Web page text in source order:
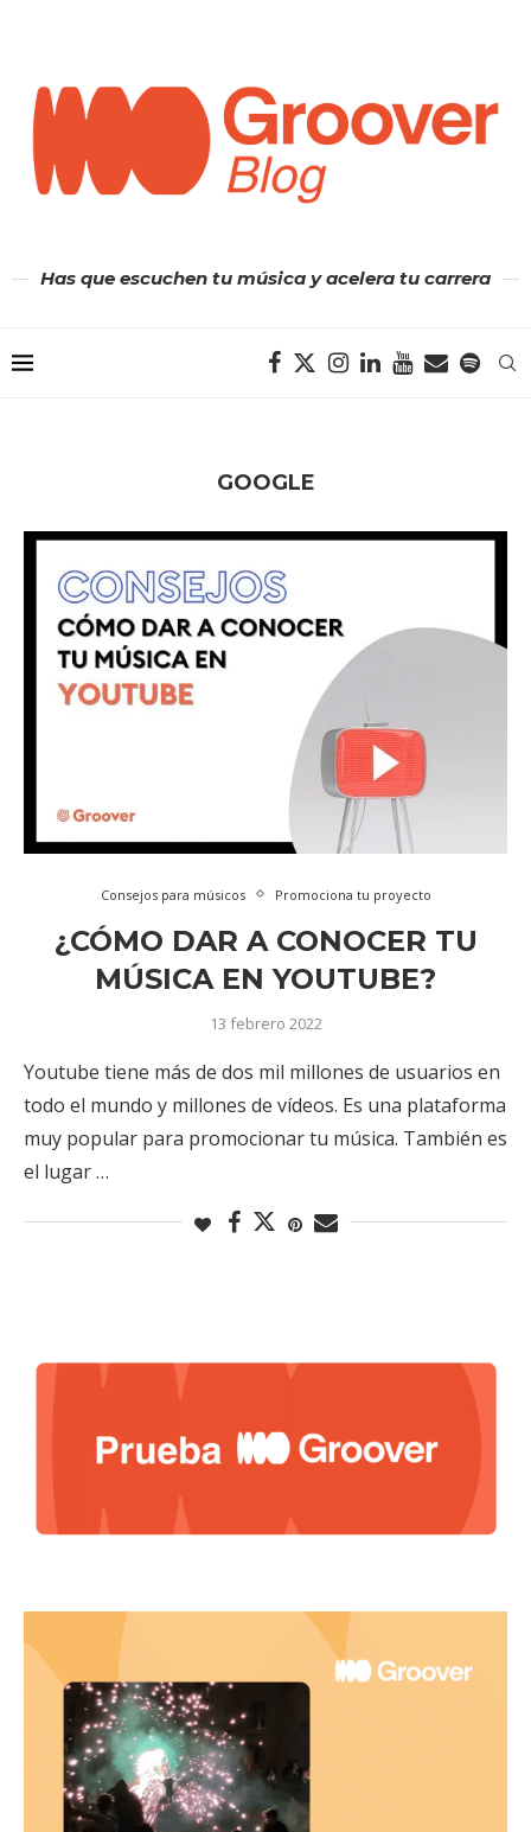
Has que escuchen tu música y acelera tu carrera
GOOGLE
Consejos para músicos Promociona tu proyecto
¿CÓMO DAR A CONOCER TU
MÚSICA EN YOUTUBE?
13 febrero 2022
Youtube tiene más de dos mil millones de usuarios en
todo el mundo y millones de vídeos. Es una plataforma
muy popular para promocionar tu música. También es
el lugar …